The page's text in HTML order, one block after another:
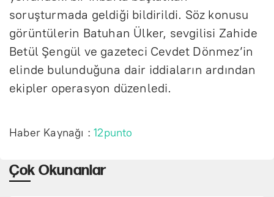
soruşturmada geldiği bildirildi. Söz konusu
görüntülerin Batuhan Ülker, sevgilisi Zahide
Betül Şengül ve gazeteci Cevdet Dönmez’in
elinde bulunduğuna dair iddiaların ardından
ekipler operasyon düzenledi.
Haber Kaynağı :12punto
Çok Okunanlar